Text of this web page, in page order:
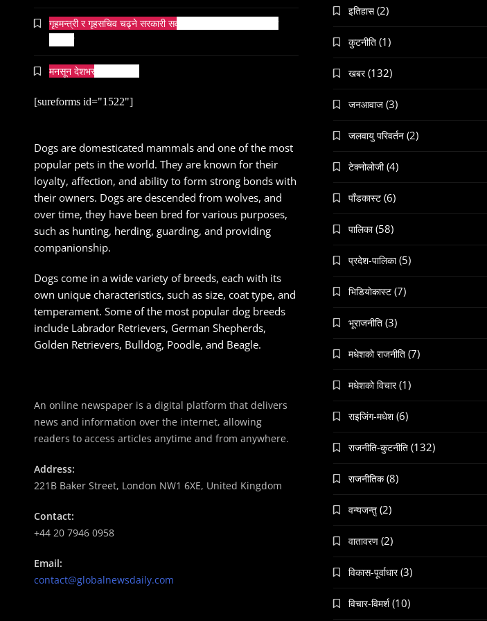
गृहमन्त्री र गृहसचिव चढ्ने सरकारी सवारीसाधनबाट समेत कालो सिसा
मनसून देशभर प्रवेश गर्दै ।
[sureforms id="1522"]
Dogs are domesticated mammals and one of the most
popular pets in the world. They are known for their
loyalty, affection, and ability to form strong bonds with
their owners. Dogs are descended from wolves, and
over time, they have been bred for various purposes,
such as hunting, herding, guarding, and providing
companionship.
Dogs come in a wide variety of breeds, each with its
own unique characteristics, such as size, coat type, and
temperament. Some of the most popular dog breeds
include Labrador Retrievers, German Shepherds,
Golden Retrievers, Bulldog, Poodle, and Beagle.
An online newspaper is a digital platform that delivers
news and information over the internet, allowing
readers to access articles anytime and from anywhere.
Address:
221B Baker Street, London NW1 6XE, United Kingdom
Contact:
+44 20 7946 0958
Email:
contact@globalnewsdaily.com
इतिहास (2)
कुटनीति (1)
खबर (132)
जनआवाज (3)
जलवायु परिवर्तन (2)
टेक्नोलोजी (4)
पाँडकास्ट (6)
पालिका (58)
प्रदेश-पालिका (5)
भिडियाेकास्ट (7)
भूराजनीति (3)
मधेशकाे राजनीति (7)
मधेशकाे विचार (1)
राइजिंग-मधेश (6)
राजनीति-कुटनीति (132)
राजनीतिक (8)
वन्यजन्तु (2)
वातावरण (2)
विकास-पूर्वाधार (3)
विचार-विमर्श (10)